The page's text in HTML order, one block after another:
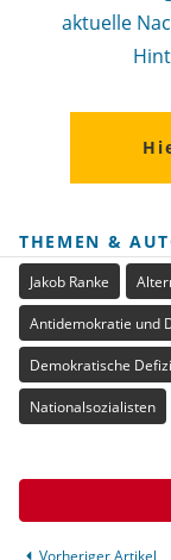
aktuelle
THEMEN &
Jakob Ranke
Antidemokratie und
Demokratische
Nationalsozialisten